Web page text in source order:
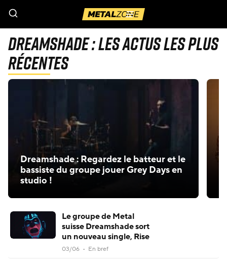
Menu
Dreamshade : Les actus les plus
récentes
Dreamshade : Regardez le batteur et le
bassiste du groupe jouer Grey Days en
studio !
Le groupe de Metal
suisse Dreamshade sort
un nouveau single, Rise
03/06 • En bref